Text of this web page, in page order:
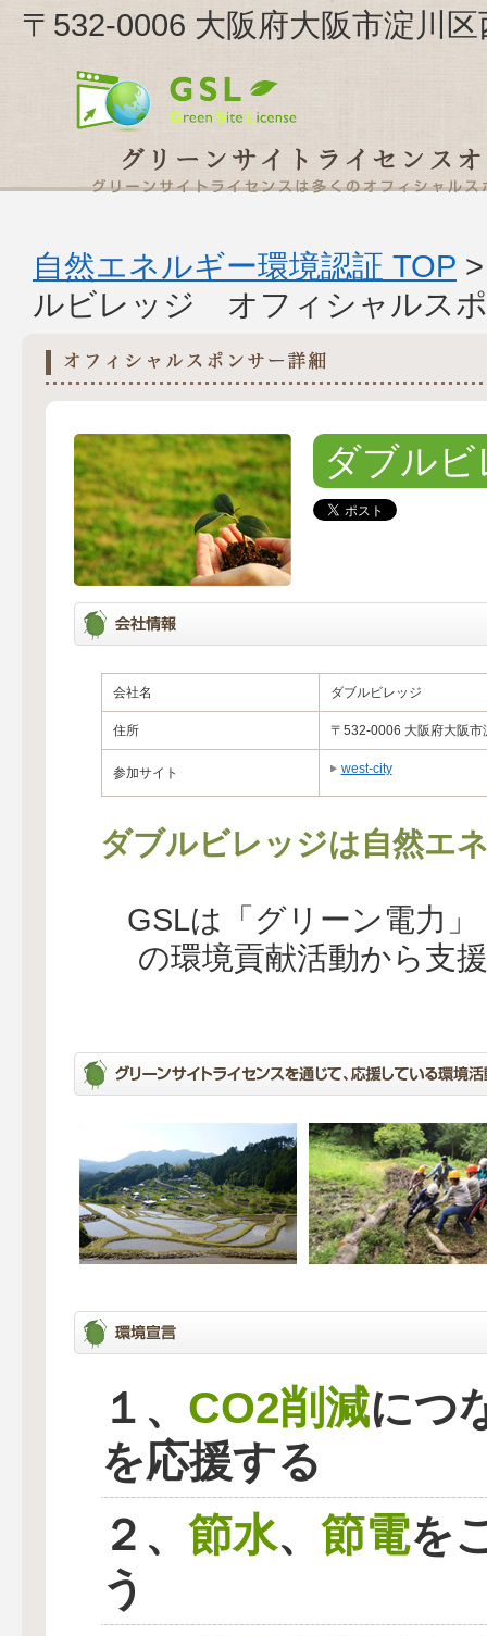
〒532-0006 大阪府大阪市淀川
自然エネルギー環境認証 TOP
ルビレッジ オフィシャルス
ダブル
会社名 ダブルビレッジ
住所 〒532-0006 大阪府大阪
参加サイト west-city
ダブルビレッジは自然エ
GSLは「グリーン電力
の環境貢献活動から支
１、 CO2削減につ
を応援する
２、 節水、 節電を
う